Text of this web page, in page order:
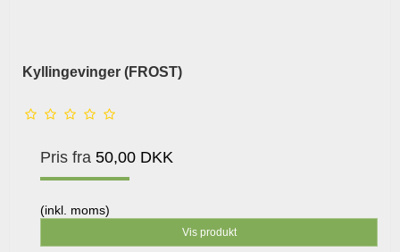
Kyllingevinger (FROST)
Pris fra 50,00 DKK
(inkl. moms)
Vis produkt